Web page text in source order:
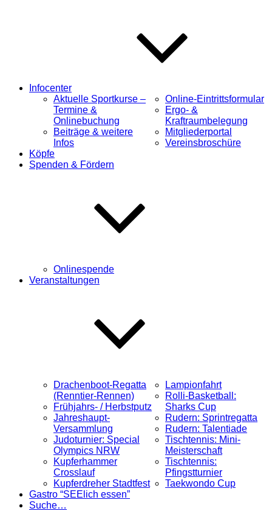
Infocenter
Aktuelle Sportkurse –
Termine &
Onlinebuchung
Beiträge & weitere
Infos
Online-Eintrittsformular
Ergo- &
Kraftraumbelegung
Mitgliederportal
Vereinsbroschüre
Köpfe
Spenden & Fördern
Onlinespende
Veranstaltungen
Drachenboot-Regatta
(Renntier-Rennen)
Frühjahrs- / Herbstputz
Jahreshaupt-
Versammlung
Judoturnier: Special
Olympics NRW
Kupferhammer
Crosslauf
Kupferdreher Stadtfest
Lampionfahrt
Rolli-Basketball:
Sharks Cup
Rudern: Sprintregatta
Rudern: Talentiade
Tischtennis: Mini-
Meisterschaft
Tischtennis:
Pfingstturnier
Taekwondo Cup
Gastro “SEElich essen”
Suche…